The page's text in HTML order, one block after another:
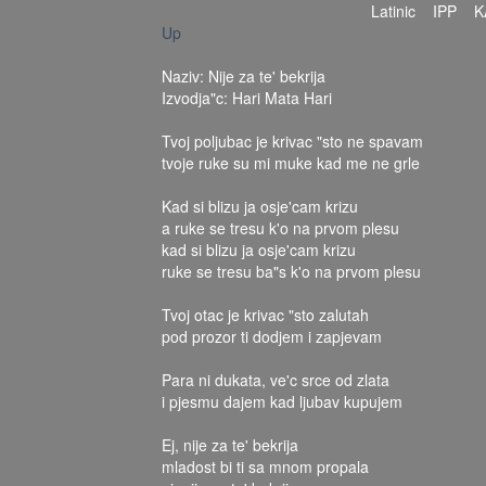
Latinic IPP
Up
Naziv: Nije za te' bekrija
Izvodja"c: Hari Mata Hari
Tvoj poljubac je krivac "sto ne spavam
tvoje ruke su mi muke kad me ne grle
Kad si blizu ja osje'cam krizu
a ruke se tresu k'o na prvom plesu
kad si blizu ja osje'cam krizu
ruke se tresu ba"s k'o na prvom plesu
Tvoj otac je krivac "sto zalutah
pod prozor ti dodjem i zapjevam
Para ni dukata, ve'c srce od zlata
i pjesmu dajem kad ljubav kupujem
Ej, nije za te' bekrija
mladost bi ti sa mnom propala